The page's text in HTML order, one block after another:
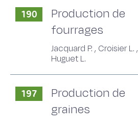
190
Production de
fourrages
Jacquard P. , Croisier L. ,
Huguet L.
197
Production de
graines